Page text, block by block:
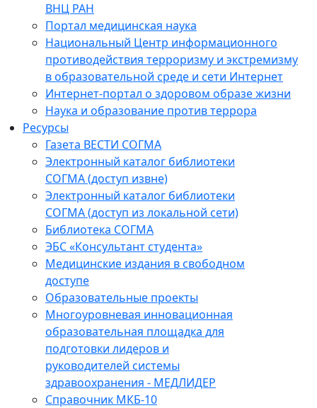
ВНЦ РАН
Портал медицинская наука
Национальный Центр информационного
противодействия терроризму и экстремизму
в образовательной среде и сети Интернет
Интернет-портал о здоровом образе жизни
Наука и образование против террора
Ресурсы
Газета ВЕСТИ СОГМА
Электронный каталог библиотеки
СОГМА (доступ извне)
Электронный каталог библиотеки
СОГМА (доступ из локальной сети)
Библиотека СОГМА
ЭБС «Консультант студента»
Медицинские издания в свободном
доступе
Образовательные проекты
Многоуровневая инновационная
образовательная площадка для
подготовки лидеров и
руководителей системы
здравоохранения - МЕДЛИДЕР
Справочник МКБ-10